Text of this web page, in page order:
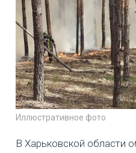
Иллюстративное фото
В Харьковской области